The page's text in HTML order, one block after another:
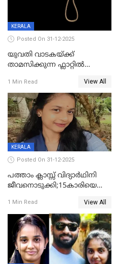
KERALA
Posted On 31-12-2025
യുവതി വാടകയ്ക്ക്
താമസിക്കുന്ന ഫ്ലാറ്റില്‍
സംഭവം കൈതപ്പൊയിലില്‍
1 Min Read View All
KERALA
Posted On 31-12-2025
പത്താം ക്ലാസ്സ് വിദ്യാര്‍ഥിനി
ജീവനൊടുക്കി;15കാരിയെ
കിടപ്പുമുറിയില്‍ തൂങ്ങി മരിച്ച
നിലയിൽ
1 Min Read View All